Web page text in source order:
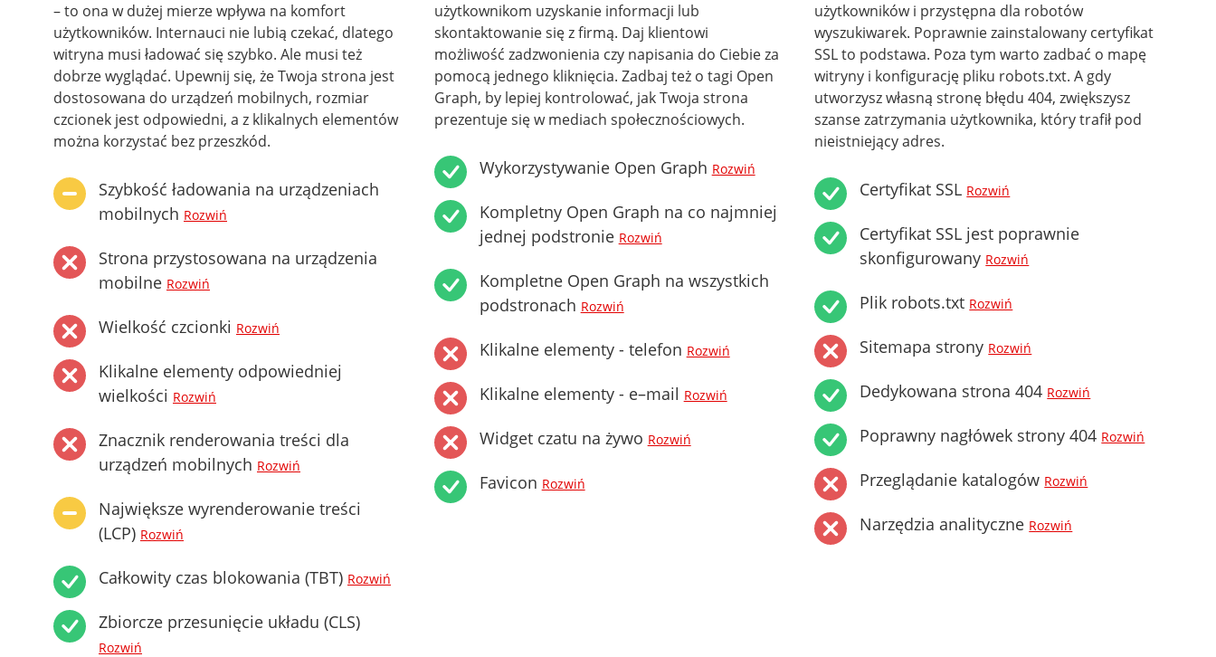
– to ona w dużej mierze wpływa na komfort
użytkowników. Internauci nie lubią czekać, dlatego
witryna musi ładować się szybko. Ale musi też
dobrze wyglądać. Upewnij się, że Twoja strona jest
dostosowana do urządzeń mobilnych, rozmiar
czcionek jest odpowiedni, a z klikalnych elementów
można korzystać bez przeszkód.
Szybkość ładowania na urządzeniach
mobilnych Rozwiń
Strona przystosowana na urządzenia
mobilne Rozwiń
Wielkość czcionki Rozwiń
Klikalne elementy odpowiedniej
wielkości Rozwiń
Znacznik renderowania treści dla
urządzeń mobilnych Rozwiń
Największe wyrenderowanie treści
(LCP) Rozwiń
Całkowity czas blokowania (TBT) Rozwiń
Zbiorcze przesunięcie układu (CLS)
Rozwiń
użytkownikom uzyskanie informacji lub
skontaktowanie się z firmą. Daj klientowi
możliwość zadzwonienia czy napisania do Ciebie za
pomocą jednego kliknięcia. Zadbaj też o tagi Open
Graph, by lepiej kontrolować, jak Twoja strona
prezentuje się w mediach społecznościowych.
Wykorzystywanie Open Graph Rozwiń
Kompletny Open Graph na co najmniej
jednej podstronie Rozwiń
Kompletne Open Graph na wszystkich
podstronach Rozwiń
Klikalne elementy - telefon Rozwiń
Klikalne elementy - e–mail Rozwiń
Widget czatu na żywo Rozwiń
Favicon Rozwiń
użytkowników i przystępna dla robotów
wyszukiwarek. Poprawnie zainstalowany certyfikat
SSL to podstawa. Poza tym warto zadbać o mapę
witryny i konfigurację pliku robots.txt. A gdy
utworzysz własną stronę błędu 404, zwiększysz
szanse zatrzymania użytkownika, który trafił pod
nieistniejący adres.
Certyfikat SSL Rozwiń
Certyfikat SSL jest poprawnie
skonfigurowany Rozwiń
Plik robots.txt Rozwiń
Sitemapa strony Rozwiń
Dedykowana strona 404 Rozwiń
Poprawny nagłówek strony 404 Rozwiń
Przeglądanie katalogów Rozwiń
Narzędzia analityczne Rozwiń